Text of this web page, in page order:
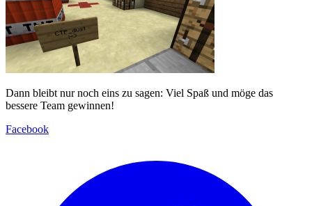
Dann bleibt nur noch eins zu sagen: Viel Spaß und möge das
bessere Team gewinnen!
Facebook